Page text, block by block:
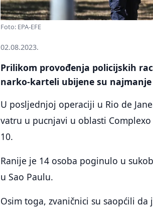
Foto: EPA-EFE
02.08.2023.
Prilikom provođenja policijskih
narko-karteli ubijene su najmanje
U posljednjoj operaciji u Rio de
vatru u pucnjavi u oblasti
10.
Ranije je 14 osoba poginulo u
u Sao Paulu.
Osim toga, zvaničnici su saopćili